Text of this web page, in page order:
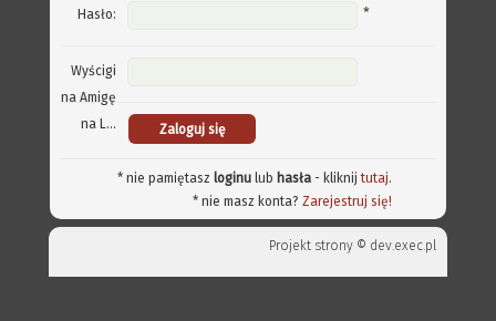
Hasło: *
Wyścigi
na Amigę
na L...
* nie pamiętasz loginu lub hasła - kliknijtutaj.
* nie masz konta? Zarejestruj się!
Projekt strony © dev.exec.pl